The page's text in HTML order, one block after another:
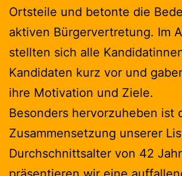
Ortsteile und betonte die
aktiven Bürgervertretung. Im
stellten sich alle
Kandidaten kurz vor und
ihre Motivation und Ziele.
Besonders hervorzuheben ist
Zusammensetzung unserer
Durchschnittsalter von 42